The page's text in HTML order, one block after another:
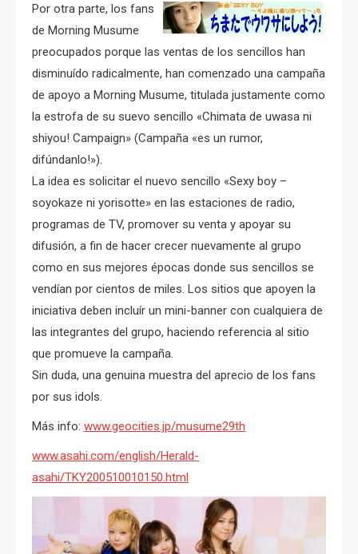
Por otra parte, los fans
de Morning Musume
preocupados porque las ventas de los sencillos han
disminuído radicalmente, han comenzado una campaña
de apoyo a Morning Musume, titulada justamente como
la estrofa de su suevo sencillo «Chimata de uwasa ni
shiyou! Campaign» (Campaña «es un rumor,
difúndanlo!»).
La idea es solicitar el nuevo sencillo «Sexy boy –
soyokaze ni yorisotte» en las estaciones de radio,
programas de TV, promover su venta y apoyar su
difusión, a fin de hacer crecer nuevamente al grupo
como en sus mejores épocas donde sus sencillos se
vendían por cientos de miles. Los sitios que apoyen la
iniciativa deben incluír un mini-banner con cualquiera de
las integrantes del grupo, haciendo referencia al sitio
que promueve la campaña.
Sin duda, una genuina muestra del aprecio de los fans
por sus idols.
Más info: www.geocities.jp/musume29th
www.asahi.com/english/Herald-
asahi/TKY200510010150.html